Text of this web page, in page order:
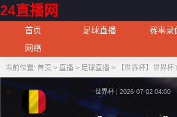
24直播网
首页 足球直播 赛事录
网络
当前位置: 首页 > 直播> 足球直播> 【世界杯】世界杯
世界杯 | 2026-